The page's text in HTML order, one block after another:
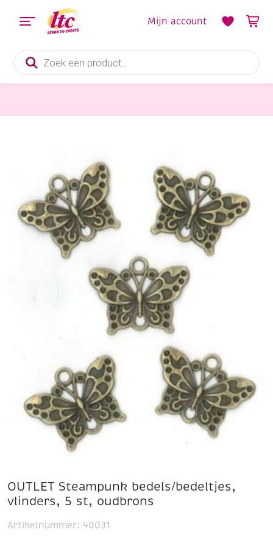
Producten
zoeken
Mijn account
OUTLET Steampunk bedels/bedeltjes,
vlinders, 5 st, oudbrons
Artikelnummer: 40031